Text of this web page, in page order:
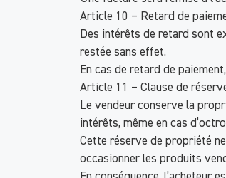
Article 10 – Retard de
Des intérêts de retard sont
restée sans effet.
En cas de retard de
Article 11 – Clause de
Le vendeur conserve la
intérêts, même en cas
Cette réserve de propriété
occasionner les produits